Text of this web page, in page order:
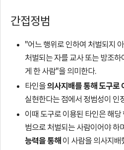
문간접정범
"어느 행위로 인하여 처벌되지
처벌되는 자를 교사 또는 방조
게 한 사람"을 의미한다.
타인을의사지배를 통해 도구로
실현한다는 점에서 정범성이 인
이때 도구로 이용된 타인은 해
범으로 처벌되는 사람이어야 하
능력을 통해 이 사람을 의사지배